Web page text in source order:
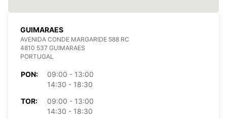
GUIMARAES
AVENIDA CONDE MARGARIDE 588 RC
4810 537 GUIMARAES
PORTUGAL
PON:
09:00 - 13:00
14:30 - 18:30
TOR:
09:00 - 13:00
14:30 - 18:30